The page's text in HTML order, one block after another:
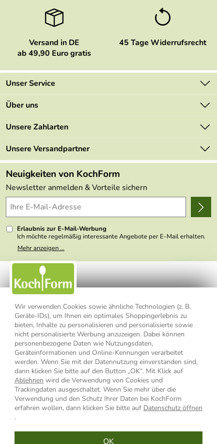
Wir verwenden Cookies sowie ähnliche Technologien (z. B.
Geräte-IDs), um Ihnen ein optimales Shoppingerlebnis zu
bieten, Inhalte zu personalisieren und personalisierte sowie
nicht personalisierte Werbung anzuzeigen. Dabei können
personenbezogene Daten wie Nutzungsdaten,
Geräteinformationen und Online-Kennungen verarbeitet
werden. Wenn Sie mit der Datennutzung einverstanden sind,
dann klicken Sie bitte auf den Button „OK“. Mit Klick auf
Ablehnen wird die Verwendung von Cookies und
Trackingdaten ausgeschaltet. Wenn Sie mehr über die
Verwendung und den Schutz Ihrer Daten bei KochForm
erfahren wollen, dann klicken Sie bitte auf Datenschutz öffnen
.
OK
Versand in DE
ab 49,90 Euro gratis
45 Tage Widerrufsrecht
Unser Service
Kontakt
Mehrwertsteuerfrei
Retourenportal
FAQs
Lieferbedingungen
Delivery Terms
Kundenlogin
Über uns
Marken
Angebote
Made in Germany
Themen
Wir über uns
Presse
Unsere Zahlarten
Unsere Versandpartner
Neuigkeiten von KochForm
Newsletter anmelden & Vorteile sichern
Erlaubnis zur E-Mail-Werbung
Ich möchte regelmäßig interessante Angebote per E-Mail erhalten.
Meine E-Mail-Adresse wird nicht an andere Unternehmen
weitergegeben. Zu statistischen Zwecken wird in anonymer Form
nicht erkennbar, welche konkrete Person geklickt hat. Diese
Einwilligung zur Nutzung meiner E-Mail- Adresse für Werbezwecke
kann ich jederzeit mit Wirkung für die Zukunft widerrufen, indem ich
den Link "Abmelden" am Ende des Newsletters anklicke oder die
Option Newsletter im Mitgliederbereich deaktiviere. Die
Datenschutzerklärung
habe ich zur Kenntnis genommen.
Mehr anzeigen ...
Impressum Datenschutzerklärung
AGB
Widerrufsbelehrung
Widerrufsformular
Vertrag widerrufen
* Alle Preisangaben inkl. MwSt., bis 49,90 € Bestellwert zzgl.
Versandkosten, ab 49,90 € Bestellwert inkl.Versandkosteninnerhalb